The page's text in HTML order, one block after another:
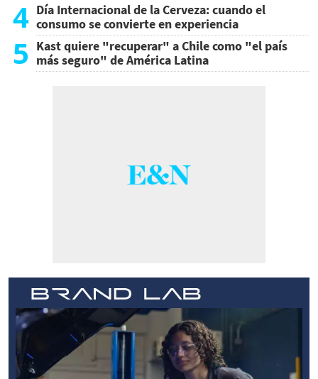
4 Día Internacional de la Cerveza: cuando el
consumo se convierte en experiencia
5 Kast quiere "recuperar" a Chile como "el país
más seguro" de América Latina